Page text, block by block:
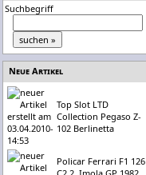
Suchbegriff
Neue Artikel
Top Slot LTD
Collection Pegaso Z-
102 Berlinetta
Policar Ferrari F1 126